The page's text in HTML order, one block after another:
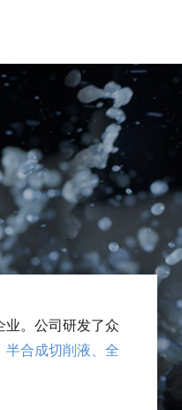
业。公司研发了众
半合成切削液、全